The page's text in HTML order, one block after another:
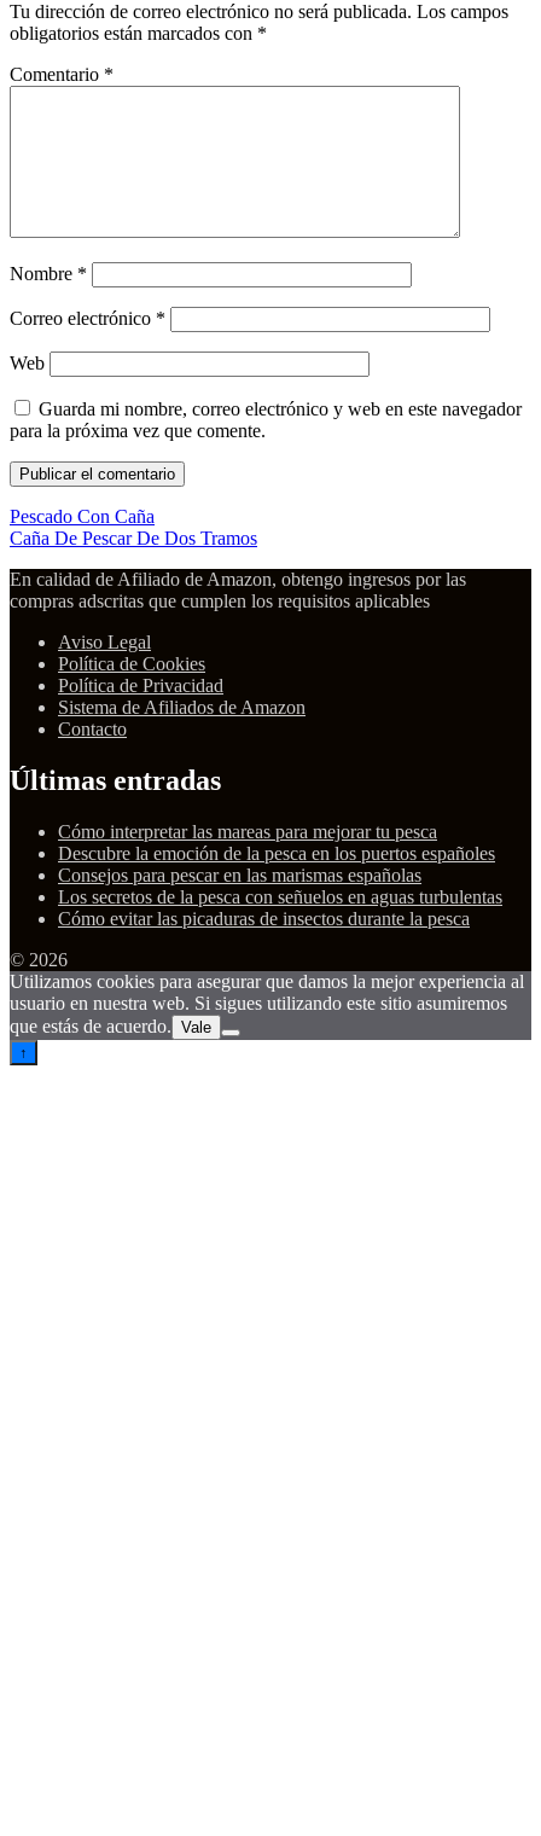
Tu dirección de correo electrónico no será publicada. Los campos
obligatorios están marcados con *
Comentario *
Nombre *
Correo electrónico *
Web
Guarda mi nombre, correo electrónico y web en este navegador
para la próxima vez que comente.
Pescado Con Caña
Caña De Pescar De Dos Tramos
En calidad de Afiliado de Amazon, obtengo ingresos por las
compras adscritas que cumplen los requisitos aplicables
Aviso Legal
Política de Cookies
Política de Privacidad
Sistema de Afiliados de Amazon
Contacto
Últimas entradas
Cómo interpretar las mareas para mejorar tu pesca
Descubre la emoción de la pesca en los puertos españoles
Consejos para pescar en las marismas españolas
Los secretos de la pesca con señuelos en aguas turbulentas
Cómo evitar las picaduras de insectos durante la pesca
© 2026
Utilizamos cookies para asegurar que damos la mejor experiencia al
usuario en nuestra web. Si sigues utilizando este sitio asumiremos
que estás de acuerdo. Vale
↑